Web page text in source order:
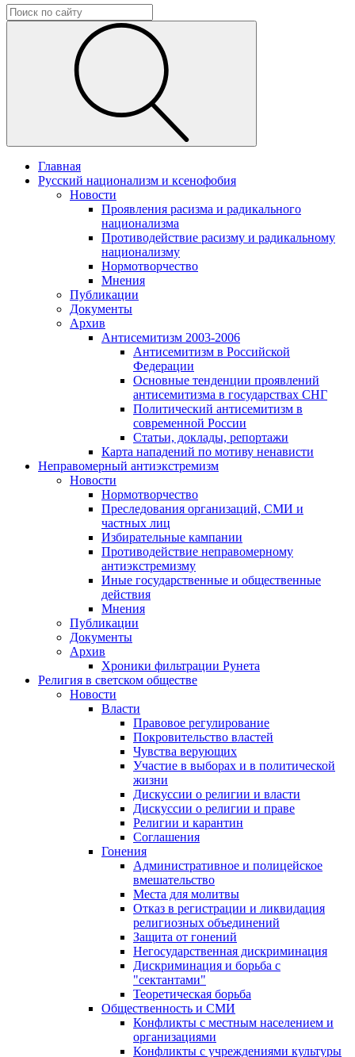
Главная
Русский национализм и ксенофобия
Новости
Проявления расизма и радикального
национализма
Противодействие расизму и радикальному
национализму
Нормотворчество
Мнения
Публикации
Документы
Архив
Антисемитизм 2003-2006
Антисемитизм в Российской
Федерации
Основные тенденции проявлений
антисемитизма в государствах СНГ
Политический антисемитизм в
современной России
Статьи, доклады, репортажи
Карта нападений по мотиву ненависти
Неправомерный антиэкстремизм
Новости
Нормотворчество
Преследования организаций, СМИ и
частных лиц
Избирательные кампании
Противодействие неправомерному
антиэкстремизму
Иные государственные и общественные
действия
Мнения
Публикации
Документы
Архив
Хроники фильтрации Рунета
Религия в светском обществе
Новости
Власти
Правовое регулирование
Покровительство властей
Чувства верующих
Участие в выборах и в политической
жизни
Дискуссии о религии и власти
Дискуссии о религии и праве
Религии и карантин
Соглашения
Гонения
Административное и полицейское
вмешательство
Места для молитвы
Отказ в регистрации и ликвидация
религиозных объединений
Защита от гонений
Негосударственная дискриминация
Дискриминация и борьба с
"сектантами"
Теоретическая борьба
Общественность и СМИ
Конфликты с местным населением и
организациями
Конфликты с учреждениями культуры